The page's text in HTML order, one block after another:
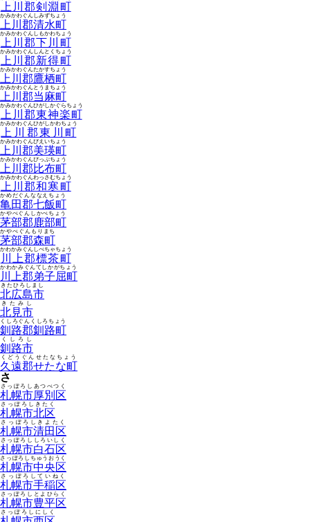
上川郡剣淵町
上川郡清水町
かみかわぐんしみずちょう
上川郡下川町
かみかわぐんしもかわちょう
上川郡新得町
かみかわぐんしんとくちょう
上川郡鷹栖町
かみかわぐんたかすちょう
上川郡当麻町
かみかわぐんとうまちょう
上川郡東神楽町
かみかわぐんひがしかぐらちょう
上川郡東川町
かみかわぐんひがしかわちょう
上川郡美瑛町
かみかわぐんびえいちょう
上川郡比布町
かみかわぐんぴっぷちょう
上川郡和寒町
かみかわぐんわっさむちょう
亀田郡七飯町
かめだぐんななえちょう
茅部郡鹿部町
かやべぐんしかべちょう
茅部郡森町
かやべぐんもりまち
川上郡標茶町
かわかみぐんしべちゃちょう
川上郡弟子屈町
かわかみぐんてしかがちょう
北広島市
きたひろしまし
北見市
きたみし
釧路郡釧路町
くしろぐんくしろちょう
釧路市
くしろし
久遠郡せたな町
くどうぐんせたなちょう
さ
札幌市厚別区
さっぽろしあつべつく
札幌市北区
さっぽろしきたく
札幌市清田区
さっぽろしきよたく
札幌市白石区
さっぽろししろいしく
札幌市中央区
さっぽろしちゅうおうく
札幌市手稲区
さっぽろしていねく
札幌市豊平区
さっぽろしとよひらく
さっぽろしにしく